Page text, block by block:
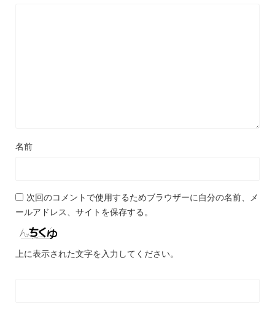
名前
次回のコメントで使用するためブラウザーに自分の名前、メ
ールアドレス、サイトを保存する。
上に表示された文字を入力してください。